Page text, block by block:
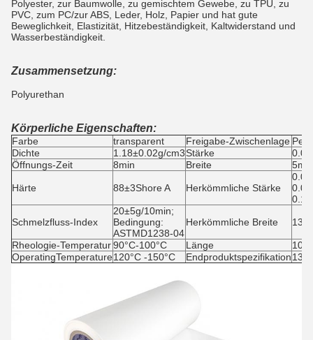
Polyester, zur Baumwolle, zu gemischtem Gewebe, zu TPU, zu
PVC, zum PC/zur ABS, Leder, Holz, Papier und hat gute
Beweglichkeit, Elastizität, Hitzebeständigkeit, Kaltwiderstand und
Wasserbeständigkeit.
Zusammensetzung:
Polyurethan
Körperliche Eigenschaften:
Farbe transparent Freigabe-Zwischenlage
Dichte
1.18±0.02g/cm3Stärke
Öffnungs-Zeit
8min Breite
Härte 88±3Shore A Herkömmliche Stärke
Schmelzfluss-Index
20±5g/10min;
Bedingung:
ASTMD1238-04
Herkömmliche Breite
Rheologie-Temperatur90°C-100°C Länge
100
OperatingTemperature120°C -150°C Endproduktspezifikation